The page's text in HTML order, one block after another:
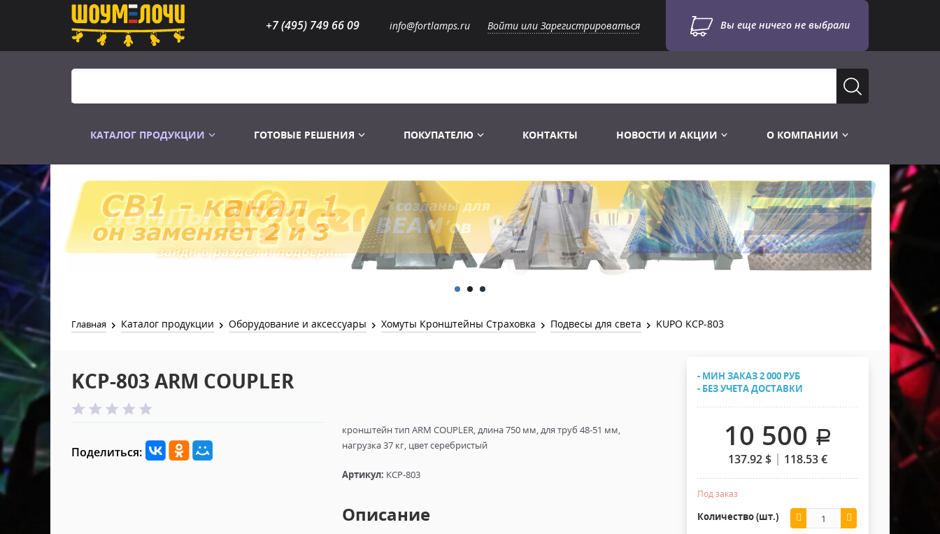
+7 (495) 749 66 09 info@fortlamps.ru Войти или Зарегистрироваться Вы еще ничего не выбрали
КАТАЛОГ ПРОДУКЦИИ
Распродажа
Лампы Винтаж Ретро Декор
Лампы галогенные 6-120 V
Лампы студийные 110-240 V
Лампы-фары PAR
Лампы для бассейна
Лампы газоразрядные
Лампы UV TUV HNS
Лампы видеопроекторные
Пускорегулирующая аппаратура
Распродажа
Перчатки
Сумки и подсумки
Инструменты
Готовые комплекты
Конструктор МИКРОСЦЕНА
Распродажа
Световое оборудование
Аксессуары для света
Лебёдки и Аксессуары
Фермы Штативы Стойки
Хомуты Кронштейны Страховка
Защитные чехлы и Кейсы
Распродажа
2х канальные модули
6и канальные модули
Лежачий полицейский ИДН
ГОТОВЫЕ РЕШЕНИЯ ПОКУПАТЕЛЮ КОНТАКТЫ НОВОСТИ И АКЦИИ О КОМПАНИИ
Главная Каталог продукции Оборудование и аксессуары Хомуты Кронштейны Страховка Подвесы для света KUPO KCP-803
KCP-803 ARM COUPLER
Поделиться:
кронштейн тип ARM COUPLER, длина 750 мм, для труб 48-51 мм,
нагрузка 37 кг, цвет серебристый
Артикул: KCP-803
Описание
- МИН ЗАКАЗ 2 000 РУБ
- БЕЗ УЧЕТА ДОСТАВКИ
10 500 .
137.92$ 118.53€
Под заказ
Количество (шт.)